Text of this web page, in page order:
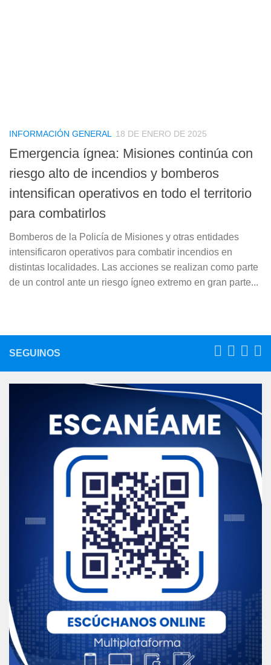
INFORMACIÓN GENERAL 18 DE ENERO DE 2025
Emergencia ígnea: Misiones continúa con
riesgo alto de incendios y bomberos
intensifican operativos en todo el territorio
para combatirlos
Bomberos de la Policía de Misiones y otras entidades
intensificaron operativos para combatir incendios en
distintas localidades. Las acciones se realizan como parte
de un control ante un riesgo ígneo extremo en gran parte...
SEGUINOS